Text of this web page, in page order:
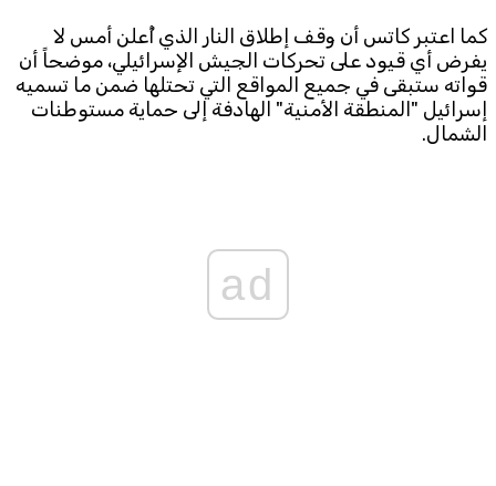
© 2025. All Rights Reserved. ByKoein
كما اعتبر كاتس أن وقف إطلاق النار الذي أُعلن أمس لا
يفرض أي قيود على تحركات الجيش الإسرائيلي، موضحاً أن
قواته ستبقى في جميع المواقع التي تحتلها ضمن ما تسميه
إسرائيل "المنطقة الأمنية" الهادفة إلى حماية مستوطنات
الشمال.
ad